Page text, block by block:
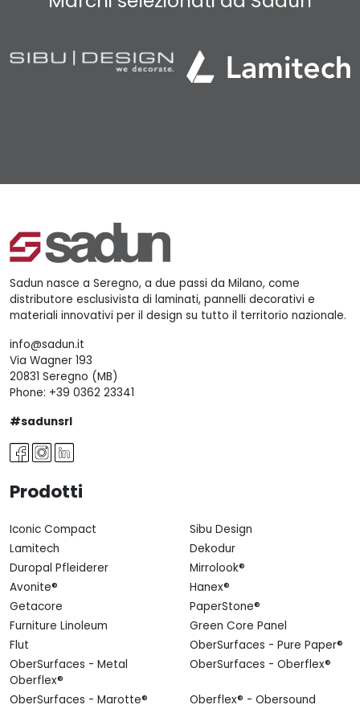
Sadun nasce a Seregno, a due passi da Milano, come
distributore esclusivista di laminati, pannelli decorativi e
materiali innovativi per il design su tutto il territorio nazionale.
info@sadun.it
Via Wagner 193
20831 Seregno (MB)
Phone: +39 0362 23341
#sadunsrl
Prodotti
Iconic Compact
Sibu Design
Lamitech
Dekodur
Duropal Pfleiderer
Mirrolook®
Avonite®
Hanex®
Getacore
PaperStone®
Furniture Linoleum
Green Core Panel
Flut
OberSurfaces - Pure Paper®
OberSurfaces - Metal
Oberflex®
OberSurfaces - Oberflex®
OberSurfaces - Marotte®
Oberflex® - Obersound